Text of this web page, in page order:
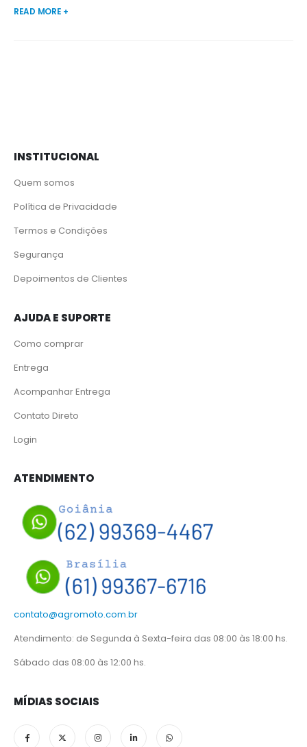
READ MORE +
INSTITUCIONAL
Quem somos
Política de Privacidade
Termos e Condições
Segurança
Depoimentos de Clientes
AJUDA E SUPORTE
Como comprar
Entrega
Acompanhar Entrega
Contato Direto
Login
ATENDIMENTO
contato@agromoto.com.br
Atendimento: de Segunda à Sexta-feira das 08:00 às 18:00 hs.
Sábado das 08:00 às 12:00 hs.
MÍDIAS SOCIAIS